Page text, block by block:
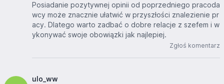
Posiadanie pozytywnej opinii od poprzedniego pracoda
wcy może znacznie ułatwić w przyszłości znalezienie pr
acy. Dlatego warto zadbać o dobre relacje z szefem i w
ykonywać swoje obowiązki jak najlepiej.
Zgłoś komentarz
ulo_ww